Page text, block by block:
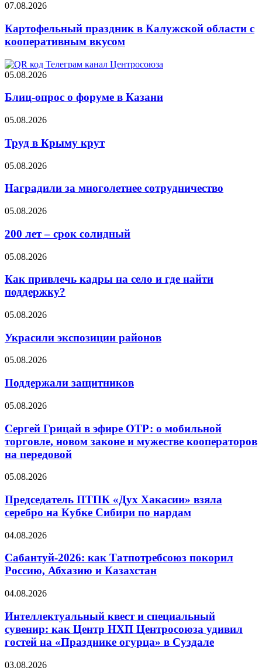
07.08.2026
Картофельный праздник в Калужской области с
кооперативным вкусом
05.08.2026
Блиц-опрос о форуме в Казани
05.08.2026
Труд в Крыму крут
05.08.2026
Наградили за многолетнее сотрудничество
05.08.2026
200 лет – срок солидный
05.08.2026
Как привлечь кадры на село и где найти
поддержку?
05.08.2026
Украсили экспозиции районов
05.08.2026
Поддержали защитников
05.08.2026
Сергей Грицай в эфире ОТР: о мобильной
торговле, новом законе и мужестве кооператоров
на передовой
05.08.2026
Председатель ПТПК «Дух Хакасии» взяла
серебро на Кубке Сибири по нардам
04.08.2026
Сабантуй-2026: как Татпотребсоюз покорил
Россию, Абхазию и Казахстан
04.08.2026
Интеллектуальный квест и специальный
сувенир: как Центр НХП Центросоюза удивил
гостей на «Празднике огурца» в Суздале
03.08.2026